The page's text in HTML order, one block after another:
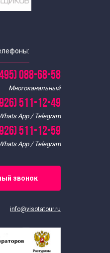
начальных классов
для школьников
для школьников
средних классов
для школьников
для школьников
для школьников
088-68-58
Многоканальный
511-12-49
App / Telegram
511-12-59
App / Telegram
звонок
info@visotatour.ru